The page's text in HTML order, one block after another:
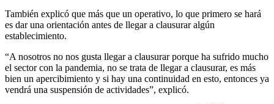
También explicó que más que un operativo, lo que primero se hará
es dar una orientación antes de llegar a clausurar algún
establecimiento.
“A nosotros no nos gusta llegar a clausurar porque ha sufrido mucho
el sector con la pandemia, no se trata de llegar a clausurar, es más
bien un apercibimiento y si hay una continuidad en esto, entonces ya
vendrá una suspensión de actividades”, explicó.